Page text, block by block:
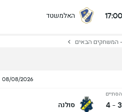
17:00 האלמשטד
המשחקים הבאים
08/08/2026
הסתיים
3
-
4 סולנה